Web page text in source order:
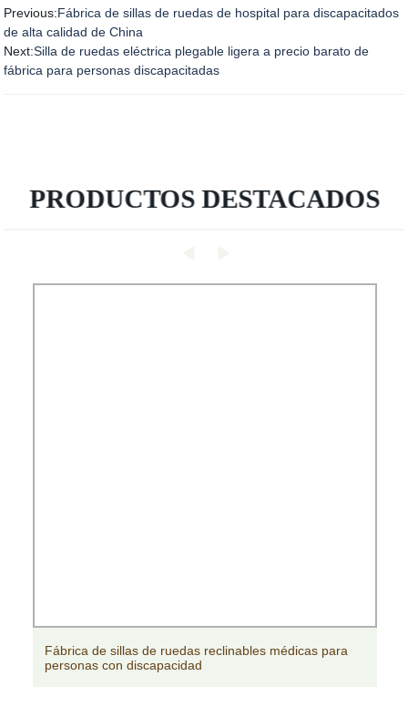
Previous:Fábrica de sillas de ruedas de hospital para discapacitados
de alta calidad de China
Next:Silla de ruedas eléctrica plegable ligera a precio barato de
fábrica para personas discapacitadas
PRODUCTOS DESTACADOS
Fábrica de sillas de ruedas reclinables médicas para
personas con discapacidad